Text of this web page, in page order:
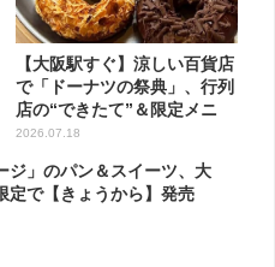
【大阪駅すぐ】涼しい百貨店
で「ドーナツの祭典」、行列
店の“できたて”＆限定メニ
ュ...
2026.07.18
ジ」のパン＆スイーツ、大
定で【きょうから】発売